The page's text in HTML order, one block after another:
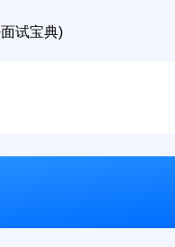
试宝典)